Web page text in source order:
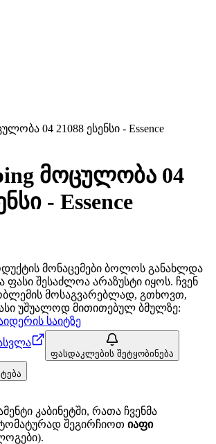
04 21088 ესენსი - Essence
მოცულობა 04
- Essence
მონაცემები ბოლოს განახლდა
ფასი შესაძლოა არაზუსტი იყოს. ჩვენ
მოსაგვარებლად, გთხოვთ,
უშუალოდ მითითებულ ბმულზე:
საიტზე
ფასდაკლების შეტყობინება
კაბინეტში, რათა ჩვენმა
შეგირჩიოთ იაფი